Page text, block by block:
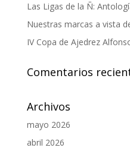
Las Ligas de la Ñ:
Nuestras marcas a vista
IV Copa de Ajedrez
Comentarios
Archivos
mayo 2026
abril 2026